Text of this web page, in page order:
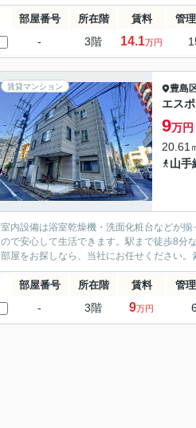
部屋番号 所在階 賃料 管
- 3階 14.1万円
賃貸マンション 豊島
エス
9万円
20.61
山手
室内設備は浴室乾燥機・洗面化粧台などが
ので安心して生活できます。駅まで徒歩8分
部屋をお探しなら、当社にお任せください。
部屋番号 所在階 賃料 管
- 3階 9万円